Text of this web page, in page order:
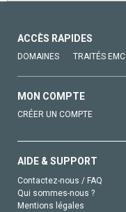
ACCÈS RAPIDES
DOMAINES TRAITÉS EMC
MON COMPTE
CRÉER UN COMPTE
AIDE & SUPPORT
Contactez-nous / FAQ
Qui sommes-nous ?
Mentions légales